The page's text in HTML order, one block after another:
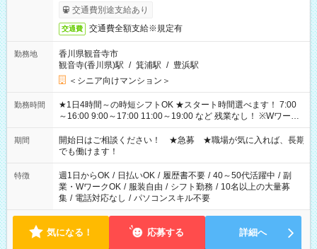
完了次第のお支払いとなります。
交通費別途支給あり
交通費 交通費全額支給※規定有
勤務地
香川県観音寺市
観音寺(香川県)駅 / 箕浦駅 / 豊浜駅
＜シニア向けマンション＞
勤務時間
★1日4時間～の時短シフトOK ★スタート時間選べます！ 7:00
～16:00 9:00～17:00 11:00～19:00 など 残業なし！ ※Wワーク
の場合、他のお仕事と合わせ週40時間超の就業はご案内できま
せん ※法令に基づき、週20時間以上勤務は社会保険への加入対
象となります ※労働者派遣法（日雇い派遣の原則禁止）によ
り、短時間・短期間の就業はご案内が難しい場合があります
期間
開始日はご相談ください！ ★急募 ★職場が気に入れば、長期
でも働けます！
特徴 週1日からOK / 日払いOK / 履歴書不要 / 40～50代活躍中 / 副
業・WワークOK / 服装自由 / シフト勤務 / 10名以上の大量募
集 / 電話対応なし / パソコンスキル不要
気になる！ 応募する 詳細へ